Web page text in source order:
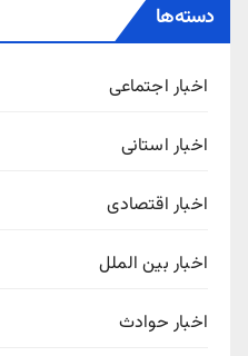
دسته‌ها
اخبار اجتماعی
اخبار استانی
اخبار اقتصادی
اخبار بین الملل
اخبار حوادث